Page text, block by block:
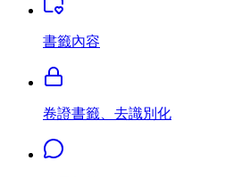
書籤內容
卷證書籤、去識別化